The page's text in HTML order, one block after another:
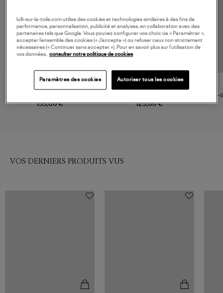
155,00 €
Cute Animals Bright White
125,00 €
Boots Print Bright White
VOS DERNIERS PRODUITS VUS
lulli-sur-la-toile.com utilise des cookies et technologies similaires à des fins de
performance, personnalisation, publicité et analyses, en collaboration avec des
partenaires tels que Google. Vous pouvez configurer vos choix via « Paramétrer »,
accepter l’ensemble des cookies (« J’accepte ») ou refuser ceux non strictement
nécessaires (« Continuer sans accepter »). Pour en savoir plus sur l’utilisation de
vos données, consulter notre politique de cookies
Paramètres des cookies Autoriser tous les cookies